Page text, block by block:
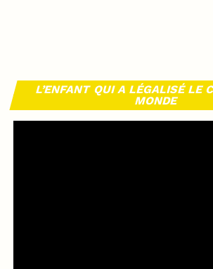
L’ENFANT QUI A LÉGALISÉ LE
MONDE